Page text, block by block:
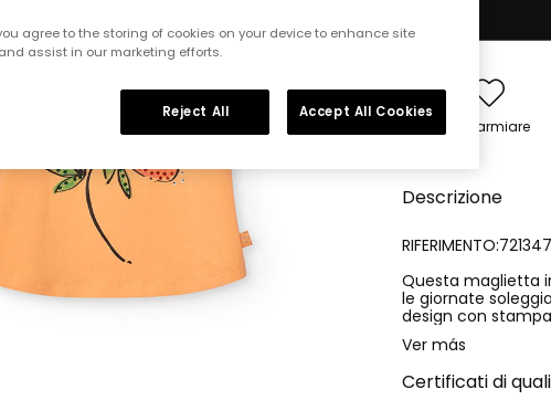
Risparmiare
Descrizione
Questa maglietta
le giornate
design con
rendono divertente
tessuto morbido
giorno. La
maniche corte
Ver más
Certificati di
agree to the storing of cookies on your device to enhance site
assist in our marketing efforts.
Reject All Accept All Cookies